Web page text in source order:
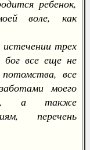
ребенок,
воле, как
трех
бог все еще не
все
моего
а также
перечень